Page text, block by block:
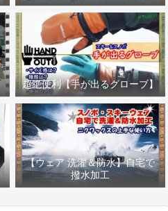
超絶便利【手が出るグローブ】
【ウェア 洗濯＆防水】自宅で
撥水加工